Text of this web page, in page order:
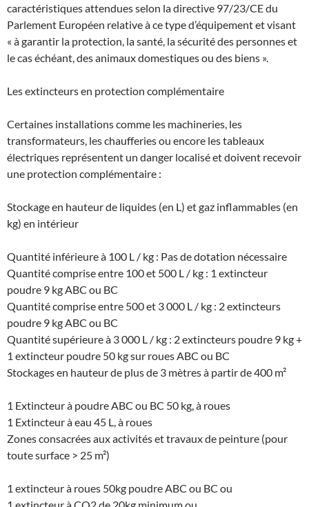
caractéristiques attendues selon la directive 97/23/CE du
Parlement Européen relative à ce type d’équipement et visant
« à garantir la protection, la santé, la sécurité des personnes et
le cas échéant, des animaux domestiques ou des biens ».
Les extincteurs en protection complémentaire
Certaines installations comme les machineries, les
transformateurs, les chaufferies ou encore les tableaux
électriques représentent un danger localisé et doivent recevoir
une protection complémentaire :
Stockage en hauteur de liquides (en L) et gaz inflammables (en
kg) en intérieur
Quantité inférieure à 100 L / kg : Pas de dotation nécessaire
Quantité comprise entre 100 et 500 L / kg : 1 extincteur
poudre 9 kg ABC ou BC
Quantité comprise entre 500 et 3 000 L / kg : 2 extincteurs
poudre 9 kg ABC ou BC
Quantité supérieure à 3 000 L / kg : 2 extincteurs poudre 9 kg +
1 extincteur poudre 50 kg sur roues ABC ou BC
Stockages en hauteur de plus de 3 mètres à partir de 400 m²
1 Extincteur à poudre ABC ou BC 50 kg, à roues
1 Extincteur à eau 45 L, à roues
Zones consacrées aux activités et travaux de peinture (pour
toute surface > 25 m²)
1 extincteur à roues 50kg poudre ABC ou BC ou
1 extincteur à CO2 de 20kg minimum ou